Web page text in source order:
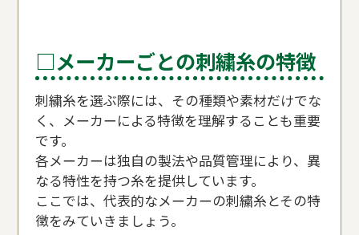
□メーカーごとの刺繍糸の特徴
刺繍糸を選ぶ際には、その種類や素材だけでな
く、メーカーによる特徴を理解することも重要
です。
各メーカーは独自の製法や品質管理により、異
なる特性を持つ糸を提供しています。
ここでは、代表的なメーカーの刺繍糸とその特
徴をみていきましょう。